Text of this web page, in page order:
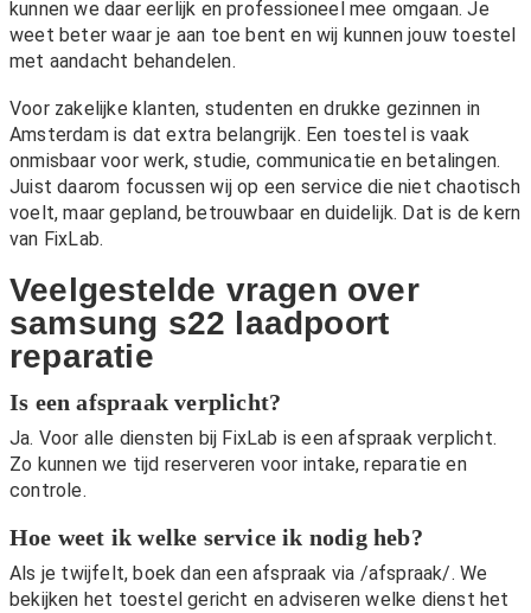
kunnen we daar eerlijk en professioneel mee omgaan. Je
weet beter waar je aan toe bent en wij kunnen jouw toestel
met aandacht behandelen.
Voor zakelijke klanten, studenten en drukke gezinnen in
Amsterdam is dat extra belangrijk. Een toestel is vaak
onmisbaar voor werk, studie, communicatie en betalingen.
Juist daarom focussen wij op een service die niet chaotisch
voelt, maar gepland, betrouwbaar en duidelijk. Dat is de kern
van FixLab.
Veelgestelde vragen over
samsung s22 laadpoort
reparatie
Is een afspraak verplicht?
Ja. Voor alle diensten bij FixLab is een afspraak verplicht.
Zo kunnen we tijd reserveren voor intake, reparatie en
controle.
Hoe weet ik welke service ik nodig heb?
Als je twijfelt, boek dan een afspraak via /afspraak/. We
bekijken het toestel gericht en adviseren welke dienst het